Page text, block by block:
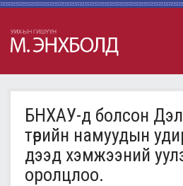
БНХАУ-д болсон
төрийн намуудын
дээд хэмжээний
оролцлоо.